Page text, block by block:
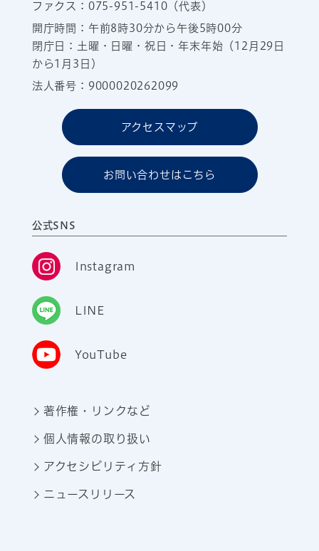
ファクス：075-951-5410（代表）
開庁時間：午前8時30分から午後5時00分
閉庁日：土曜・日曜・祝日・年末年始（12月29日
から1月3日）
法人番号：9000020262099
アクセスマップ
お問い合わせはこちら
公式SNS
Instagram
LINE
YouTube
著作権・リンクなど
個人情報の取り扱い
アクセシビリティ方針
ニュースリリース